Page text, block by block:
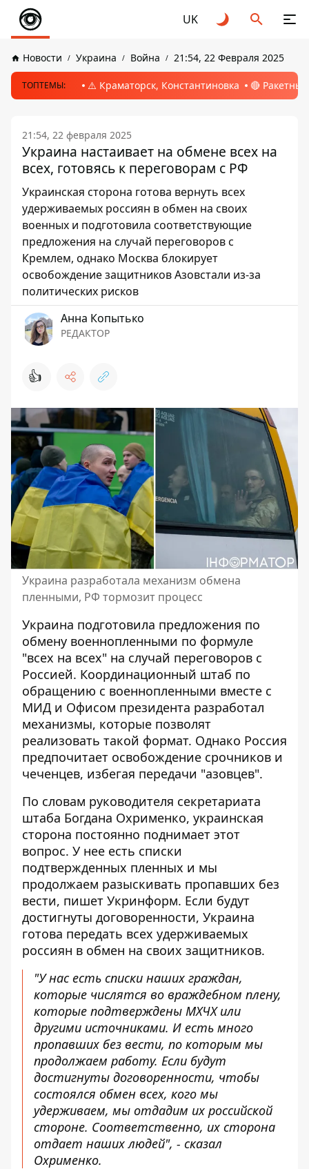
UK
Новости Украина Война 21:54, 22 Февраля 2025
ТОПТЕМЫ: ⚠️ Краматорск, Константиновка 🔴
21:54, 22 февраля 2025
Украина настаивает на обмене всех на
всех, готовясь к переговорам с РФ
Украинская сторона готова вернуть всех
удерживаемых россиян в обмен на своих
военных и подготовила соответствующие
предложения на случай переговоров с
Кремлем, однако Москва блокирует
освобождение защитников Азовстали из-за
политических рисков
Анна Копытько
РЕДАКТОР
👍
Украина разработала механизм обмена
пленными, РФ тормозит процесс
Украина подготовила предложения по
обмену военнопленными по формуле
"всех на всех" на случай переговоров с
Россией. Координационный штаб по
обращению с военнопленными вместе с
МИД и Офисом президента разработал
механизмы, которые позволят
реализовать такой формат. Однако Россия
предпочитает освобождение срочников и
чеченцев, избегая передачи "азовцев".
По словам руководителя секретариата
штаба Богдана Охрименко, украинская
сторона постоянно поднимает этот
вопрос. У нее есть списки
подтвержденных пленных и мы
продолжаем разыскивать пропавших без
вести, пишет Укринформ. Если будут
достигнуты договоренности, Украина
готова передать всех удерживаемых
россиян в обмен на своих защитников.
"У нас есть списки наших граждан,
которые числятся во враждебном плену,
которые подтверждены МХЧХ или
другими источниками. И есть много
пропавших без вести, по которым мы
продолжаем работу. Если будут
достигнуты договоренности, чтобы
состоялся обмен всех, кого мы
удерживаем, мы отдадим их российской
стороне. Соответственно, их сторона
отдает наших людей", - сказал
Охрименко.